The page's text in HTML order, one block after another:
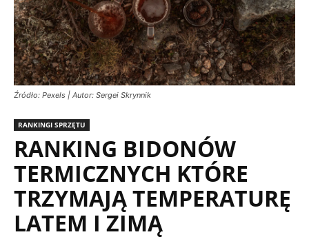
Źródło: Pexels | Autor: Sergei Skrynnik
RANKINGI SPRZĘTU
RANKING BIDONÓW
TERMICZNYCH KTÓRE
TRZYMAJĄ TEMPERATURĘ
LATEM I ZIMĄ